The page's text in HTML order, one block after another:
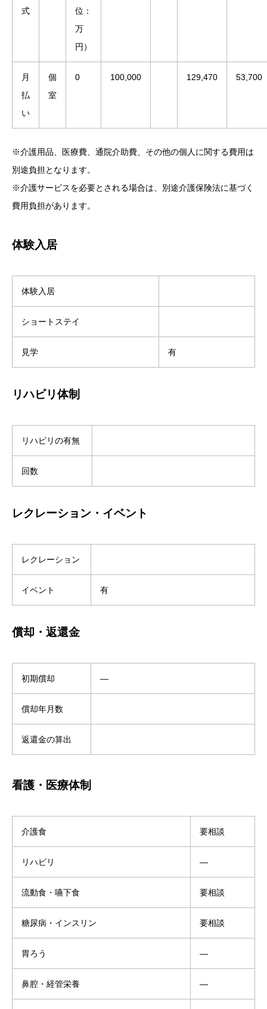
式
位：
万
円）
月
払
い
個
室
0 100,000 129,470 53,700
※介護用品、医療費、通院介助費、その他の個人に関する費用は
別途負担となります。
※介護サービスを必要とされる場合は、別途介護保険法に基づく
費用負担があります。
体験入居
体験入居
ショートステイ
見学 有
リハビリ体制
リハビリの有無
回数
レクレーション・イベント
レクレーション
イベント 有
償却・返還金
初期償却 ―
償却年月数
返還金の算出
看護・医療体制
介護食 要相談
リハビリ ―
流動食・嚥下食 要相談
糖尿病・インスリン 要相談
胃ろう ―
鼻腔・経管栄養 ―